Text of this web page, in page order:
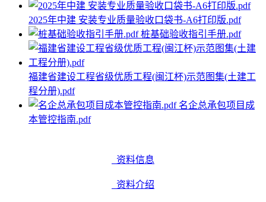
2025年中建 安装专业质量验收口袋书-A6打印版.pdf
桩基础验收指引手册.pdf
福建省建设工程省级优质工程(闽江杯)示范图集(土建工
程分册).pdf
名企总承包项目成
本管控指南.pdf
资料信息
资料介绍